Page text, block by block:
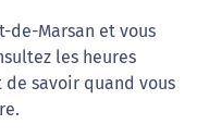
de-Marsan et vous
les heures
savoir quand vous